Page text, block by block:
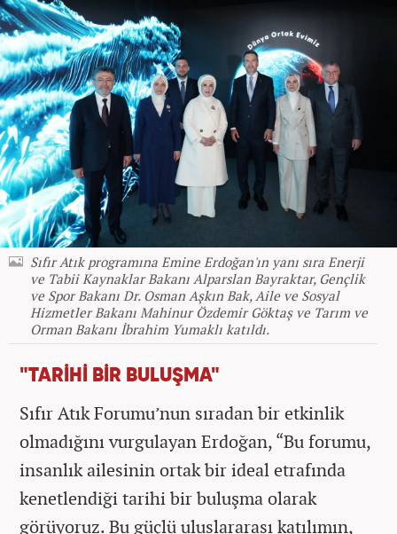
Sıfır Atık programına Emine Erdoğan'ın yanı sıra Enerji
ve Tabii Kaynaklar Bakanı Alparslan Bayraktar, Gençlik
ve Spor Bakanı Dr. Osman Aşkın Bak, Aile ve Sosyal
Hizmetler Bakanı Mahinur Özdemir Göktaş ve Tarım ve
Orman Bakanı İbrahim Yumaklı katıldı.
"TARİHİ BİR BULUŞMA"
Sıfır Atık Forumu’nun sıradan bir etkinlik
olmadığını vurgulayan Erdoğan, “Bu forumu,
insanlık ailesinin ortak bir ideal etrafında
kenetlendiği tarihi bir buluşma olarak
görüyoruz. Bu güçlü uluslararası katılımın,